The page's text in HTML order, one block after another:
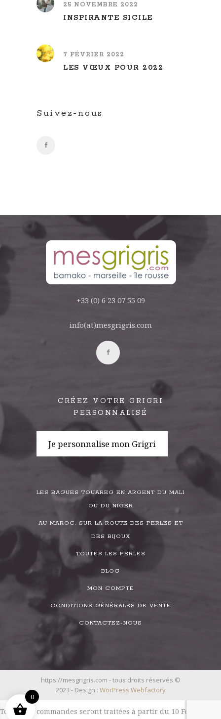
25 NOVEMBRE 2022
INSPIRANTE SICILE
7 FÉVRIER 2022
LES VŒUX POUR 2022
Suivez-nous
+33 (0) 6 23 07 55 09
info(at)mesgrigris.com
CRÉEZ VOTRE GRIGRI
PERSONNALISÉ
Je personnalise mon Grigri
LES BAGUES TOUAREG EN ARGENT DU MALI
OU DU NIGER
AU MAROC, SUR LA ROUTE DES PERLES ET
DES BIJOUX
TOUTES LES PERLES
BLOG
MON COMPTE
CONDITIONS GÉNÉRALES DE VENTE
CONTACTEZ-NOUS
https://mesgrigris.com - tous droits réservés ©
2023 - Design : WorPress Webfactory
Toutes les commandes seront traitées à partir du 10 Février
0